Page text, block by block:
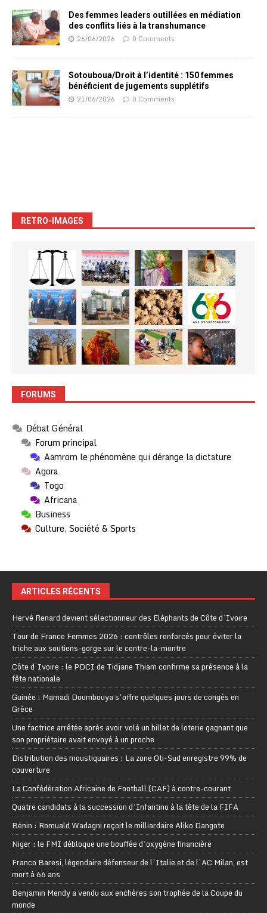
Des femmes leaders outillées en médiation
des conflits liés à la transhumance
26/06/2026 0 Comments
Sotouboua/Droit à l’identité : 150 femmes
bénéficient de jugements supplétifs
21/06/2026 0 Comments
RETRO-IMAGES
FORUMS
Débat Général
Forum principal
Aamrom le phénomène qui dérange la dictature
Agora
Togo
Africana
Business
Culture, Société & Sports
ARTICLES RÉCENTS
Hervé Renard devient sélectionneur des Eléphants de Côte d’Ivoire
Tour de France Femmes 2026 : contrôles renforcés pour éviter la
triche aux soutiens-gorge sur le contre-la-montre
Côte d’Ivoire : le PDCI de Tidjane Thiam confirme sa présence à la
fête nationale
Guinée : Mamadi Doumbouya s’offre quelques jours de congés en
Grèce
Une factrice arrêtée après avoir volé un billet de loterie gagnant que
son propriétaire avait envoyé à un proche
Distribution des moustiquaires : La zone Oti-Sud enregistre 99% de
couverture
La Confédération Africaine de Football (CAF) à contre-courant
Quatre candidats à la succession d’Infantino à la tête de la FIFA
Bénin : Romuald Wadagni reçoit le milliardaire Aliko Dangote
Niger : le FMI débloque une bouffée d’oxygène financière
Franco Baresi, légendaire défenseur de l’Italie et de l’AC Milan, est
mort à 66 ans
Benjamin Mendy a vendu aux enchères son trophée de la Coupe du
monde